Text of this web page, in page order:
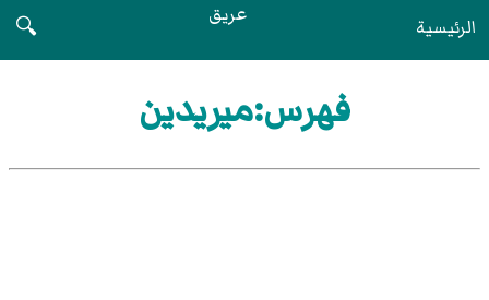
الرئيسية عريق
🔍
فهرس:ميريدين